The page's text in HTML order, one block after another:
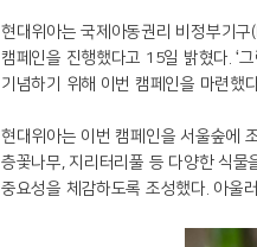
현대위아는 국제아동권리 비정부기
캠페인을 진행했다고 15일 밝혔다. ‘
기념하기 위해 이번 캠페인을 마련했
현대위아는 이번 캠페인을 서울숲에
층꽃나무, 지리터리풀 등 다양한 식물
중요성을 체감하도록 조성했다. 아울